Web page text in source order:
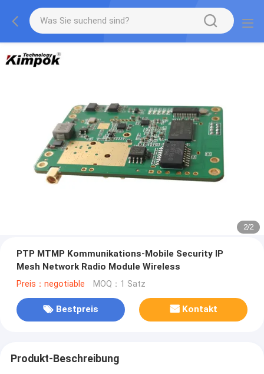
2/2
PTP MTMP Kommunikations-Mobile Security IP
Mesh Network Radio Module Wireless
Preis：negotiable MOQ：1 Satz
Bestpreis Kontakt
Produkt-Beschreibung